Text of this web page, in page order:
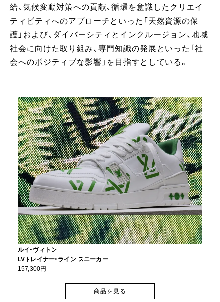
給、気候変動対策への貢献、循環を意識したクリエイ
ティビティへのアプローチといった「天然資源の保
護」および、ダイバーシティとインクルージョン、地域
社会に向けた取り組み、専門知識の発展といった「社
会へのポジティブな影響」を目指すとしている。
ルイ・ヴィトン
LVトレイナー・ライン スニーカー
157,300円
商品を見る